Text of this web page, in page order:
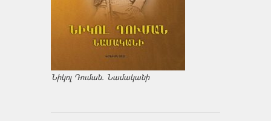
Նիկոլ Դուման. Նամականի